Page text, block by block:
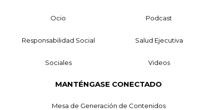
Ocio Podcast
Responsabilidad Social Salud Ejecutiva
Sociales Videos
MANTÉNGASE CONECTADO
Mesa de Generación de Contenidos